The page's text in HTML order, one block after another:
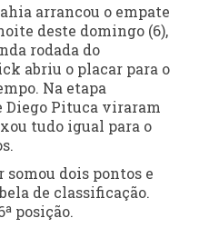
arrancou o empate
deste domingo (6),
rodada do
abriu o placar para o
Na etapa
Diego Pituca viraram
tudo igual para o
somou dois pontos e
de classificação.
posição.